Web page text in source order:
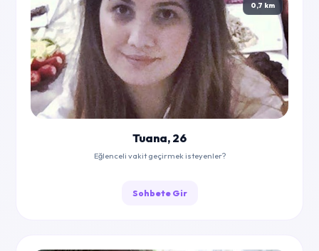
0,7 km
Tuana, 26
Eğlenceli vakit geçirmek isteyenler?
Sohbete Gir